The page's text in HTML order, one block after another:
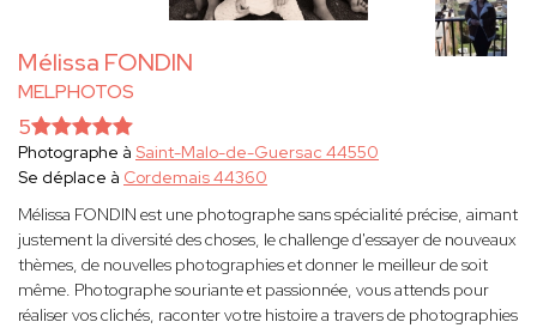
Mélissa FONDIN
MELPHOTOS
5
Photographe à Saint-Malo-de-Guersac 44550
Se déplace à Cordemais 44360
Mélissa FONDIN est une photographe sans spécialité précise, aimant
justement la diversité des choses, le challenge d'essayer de nouveaux
thèmes, de nouvelles photographies et donner le meilleur de soit
même. Photographe souriante et passionnée, vous attends pour
réaliser vos clichés, raconter votre histoire a travers de photographies